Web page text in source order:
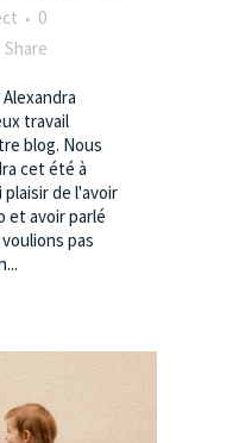
0
Share
travail
blog. Nous
cet été à
de l'avoir
et avoir parlé
pas